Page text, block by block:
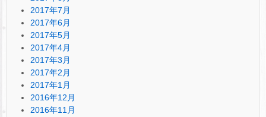
2017年7月
2017年6月
2017年5月
2017年4月
2017年3月
2017年2月
2017年1月
2016年12月
2016年11月